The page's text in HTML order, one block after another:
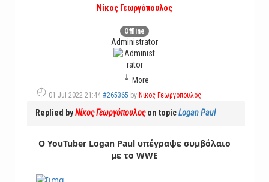
Νίκος Γεωργόπουλος
Offline
Administrator
More
01 Jul 2022 21:44 #265365 by Νίκος Γεωργόπουλος
Replied byΝίκος Γεωργόπουλοςon topicLogan Paul
Ο YouTuber Logan Paul υπέγραψε συμβόλαιο
με το WWE